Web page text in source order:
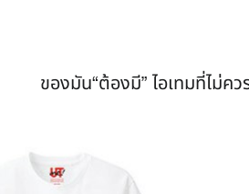
ของมัน“ต้องมี” ไอเทมที่ไม่ค